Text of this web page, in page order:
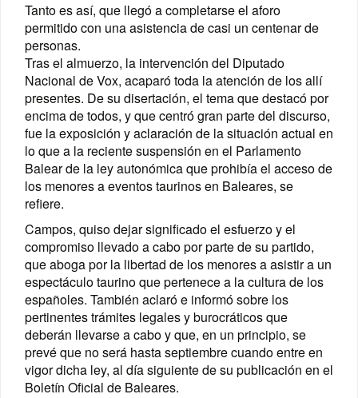
Tanto es así, que llegó a completarse el aforo
permitido con una asistencia de casi un centenar de
personas.
Tras el almuerzo, la intervención del Diputado
Nacional de Vox, acaparó toda la atención de los allí
presentes. De su disertación, el tema que destacó por
encima de todos, y que centró gran parte del discurso,
fue la exposición y aclaración de la situación actual en
lo que a la reciente suspensión en el Parlamento
Balear de la ley autonómica que prohibía el acceso de
los menores a eventos taurinos en Baleares, se
refiere.
Campos, quiso dejar significado el esfuerzo y el
compromiso llevado a cabo por parte de su partido,
que aboga por la libertad de los menores a asistir a un
espectáculo taurino que pertenece a la cultura de los
españoles. También aclaró e informó sobre los
pertinentes trámites legales y burocráticos que
deberán llevarse a cabo y que, en un principio, se
prevé que no será hasta septiembre cuando entre en
vigor dicha ley, al día siguiente de su publicación en el
Boletín Oficial de Baleares.